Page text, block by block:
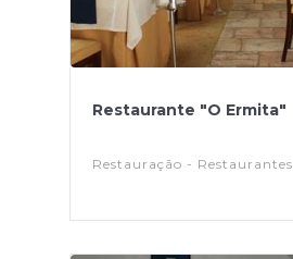
Restaurante "O Ermita"
Restauração - Restaurantes